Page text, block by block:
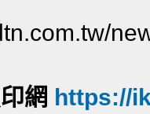
網 https://